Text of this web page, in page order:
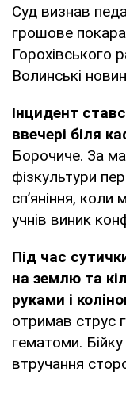
Суд визнав
грошове
Горохівського
Волинські
Інцидент
ввечері біля
Борочиче. За
фізкультури
сп’яніння,
учнів виник
Під час
на землю та
руками і
отримав струс
гематоми.
втручання